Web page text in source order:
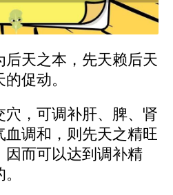
后天之本，先天赖后天
促动。
穴，可调补肝、脾、肾
调和，则先天之精旺
因而可以达到调补精